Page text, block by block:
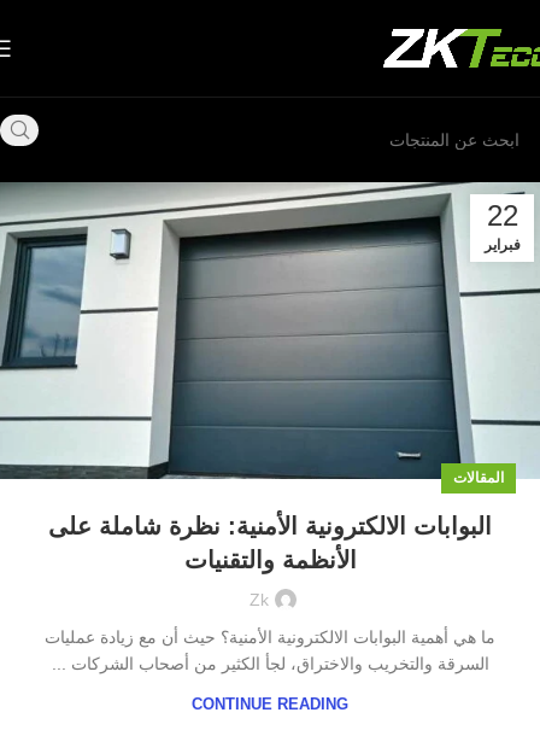
22
فبراير
المقالات
البوابات الالكترونية الأمنية: نظرة شاملة على
الأنظمة والتقنيات
Zk
ما هي أهمية البوابات الالكترونية الأمنية؟ حيث أن مع زيادة عمليات
السرقة والتخريب والاختراق، لجأ الكثير من أصحاب الشركات ...
CONTINUE READING